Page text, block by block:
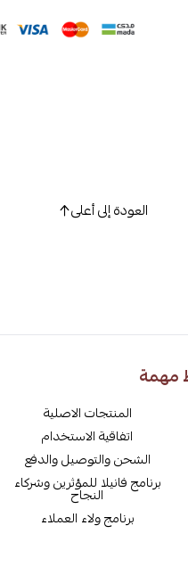
العودة إلى أعلى
مهمة
المنتجات الاصلية
اتفاقية الاستخدام
الشحن والتوصيل والدفع
برنامج فانيلا للمؤثرين وشركاء
النجاح
برنامج ولاء العملاء